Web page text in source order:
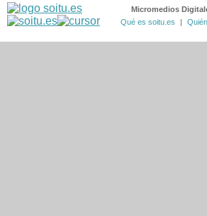
Micromedios
Qué es soitu.es